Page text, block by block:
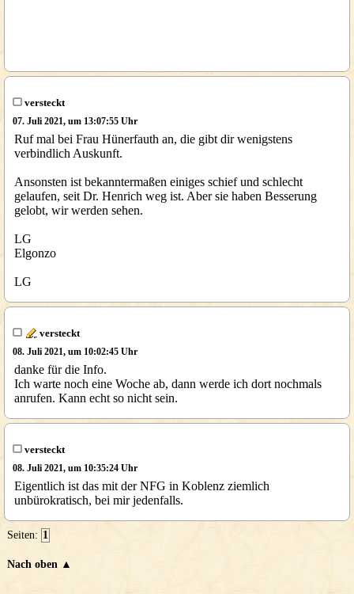
versteckt
07. Juli 2021, um 13:07:55 Uhr
Ruf mal bei Frau Hünerfauth an, die gibt dir wenigstens
verbindlich Auskunft.
Ansonsten ist bekanntermaßen einiges schief und schlecht
gelaufen, seit Dr. Henrich weg ist. Aber sie haben Besserung
gelobt, wir werden sehen.
LG
Elgonzo
LG
versteckt
08. Juli 2021, um 10:02:45 Uhr
danke für die Info.
Ich warte noch eine Woche ab, dann werde ich dort nochmals
anrufen. Kann echt so nicht sein.
versteckt
08. Juli 2021, um 10:35:24 Uhr
Eigentlich ist das mit der NFG in Koblenz ziemlich
unbürokratisch, bei mir jedenfalls.
Seiten: 1
Nach oben ▲